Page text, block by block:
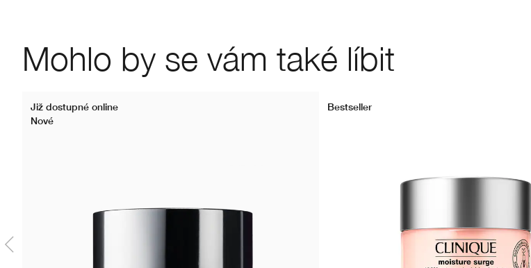
Mohlo by se vám také líbit
Již dostupné online
Nové
Bestseller